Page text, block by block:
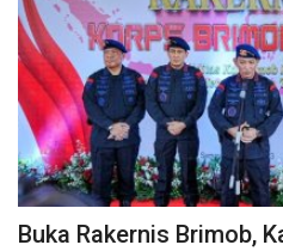
Buka Rakernis Brimob,